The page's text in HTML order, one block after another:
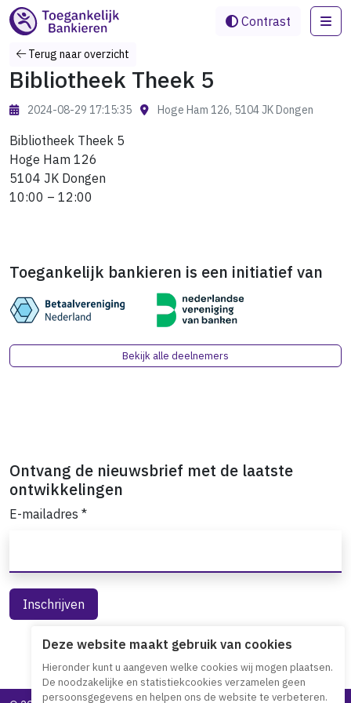
Contrast
Terug naar overzicht
Bibliotheek Theek 5
2024-08-29 17:15:35 Hoge Ham 126, 5104 JK Dongen
Bibliotheek Theek 5
Hoge Ham 126
5104 JK Dongen
10:00 – 12:00
Toegankelijk bankieren is een initiatief van
Bekijk alle deelnemers
Ontvang de nieuwsbrief met de laatste
ontwikkelingen
E-mailadres *
Deze website maakt gebruik van cookies
Hieronder kunt u aangeven welke cookies wij mogen plaatsen.
De noodzakelijke en statistiekcookies verzamelen geen
persoonsgegevens en helpen ons de website te verbeteren.